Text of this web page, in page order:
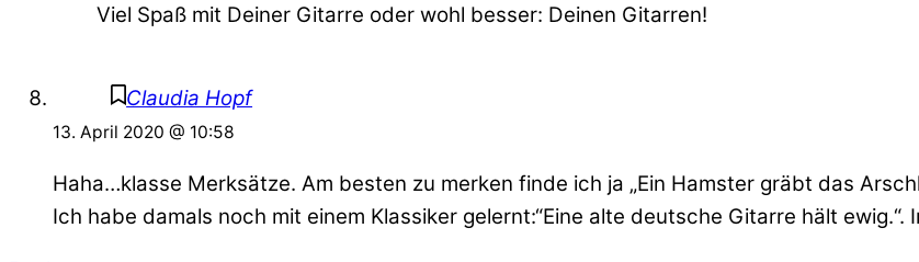
Viel Spaß mit Deiner Gitarre oder wohl besser: Deinen Gitarren!
Claudia Hopf
13. April 2020 @ 10:58
Haha…klasse Merksätze. Am besten zu merken finde ich ja „Ein Hamster gräbt das
Ich habe damals noch mit einem Klassiker gelernt:“Eine alte deutsche Gitarre hält